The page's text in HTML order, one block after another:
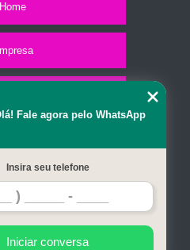
Home
do site
Fale agora pelo WhatsApp
Insira seu telefone
Iniciar conversa